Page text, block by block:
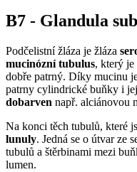
B7 - Glandula
Podčelistní žláza je žláza
mucinózní tubulus, který je
dobře patrný. Díky mucinu
patrny cylindrické buňky i
dobarven např. alciánovou
Na konci těch tubulů, které
lunuly. Jedná se o útvar ze
tubulů a štěrbinami mezi
lumen.